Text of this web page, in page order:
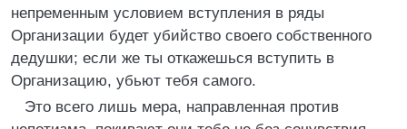
непременным условием вступления в ряды
Организации будет убийство своего собственного
дедушки; если же ты откажешься вступить в
Организацию, убьют тебя самого.
Это всего лишь мера, направленная против